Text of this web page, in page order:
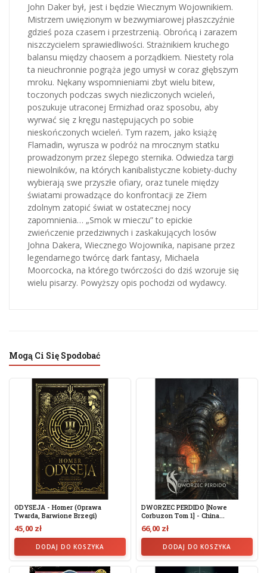
John Daker był, jest i będzie Wiecznym Wojownikiem.
Mistrzem uwięzionym w bezwymiarowej płaszczyźnie
gdzieś poza czasem i przestrzenią. Obrońcą i zarazem
niszczycielem sprawiedliwości. Strażnikiem kruchego
balansu między chaosem a porządkiem. Niestety rola
ta nieuchronnie pogrąża jego umysł w coraz głębszym
mroku. Nękany wspomnieniami zbyt wielu bitew,
toczonych podczas swych niezliczonych wcieleń,
poszukuje utraconej Ermizhad oraz sposobu, aby
wyrwać się z kręgu następujących po sobie
nieskończonych wcieleń. Tym razem, jako książę
Flamadin, wyrusza w podróż na mrocznym statku
prowadzonym przez ślepego sternika. Odwiedza targi
niewolników, na których kanibalistyczne kobiety-duchy
wybierają swe przyszłe ofiary, oraz tunele między
światami prowadzące do konfrontacji ze Złem
zdolnym zatopić świat w ostatecznej nocy
zapomnienia… „Smok w mieczu” to epickie
zwieńczenie przedziwnych i zaskakujących losów
Johna Dakera, Wiecznego Wojownika, napisane przez
legendarnego twórcę dark fantasy, Michaela
Moorcocka, na którego twórczości do dziś wzoruje się
wielu pisarzy. Powyższy opis pochodzi od wydawcy.
Mogą Ci Się Spodobać
ODYSEJA - Homer (oprawa
Twarda, Barwione Brzegi)
45,00 zł
DODAJ DO KOSZYKA
DWORZEC PERDIDO [Nowe
Corbuzon Tom 1] - China...
66,00 zł
DODAJ DO KOSZYKA